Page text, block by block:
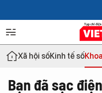
Xã hội sốKinh tế số
Bạn đã sạc